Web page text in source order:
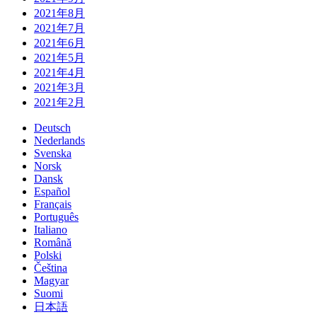
2021年8月
2021年7月
2021年6月
2021年5月
2021年4月
2021年3月
2021年2月
Deutsch
Nederlands
Svenska
Norsk
Dansk
Español
Français
Português
Italiano
Română
Polski
Čeština
Magyar
Suomi
日本語